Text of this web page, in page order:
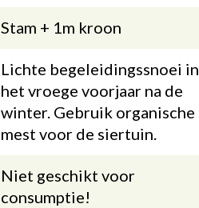
Stam + 1m kroon
Lichte begeleidingssnoei in
het vroege voorjaar na de
winter. Gebruik organische
mest voor de siertuin.
Niet geschikt voor
consumptie!